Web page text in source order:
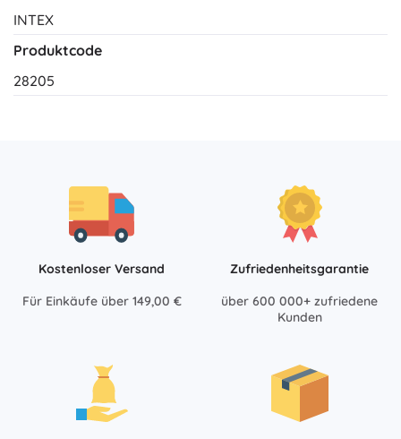
INTEX
Produktcode
28205
Kostenloser Versand
Für Einkäufe über 149,00 €
Zufriedenheitsgarantie
über 600 000+ zufriedene
Kunden